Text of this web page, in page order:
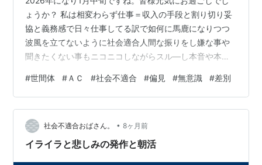
ょうか？ 私は相変わらず仕事＝収入の手段と割り切り妥
協と義務感で日々仕事してる訳で如何に馬鹿になりつつ
波風を立てないように社会適合人間な振りをし嫌な事や
聞きたくない事もニコニコしながらスル―し本音や本気
も始まり（私は元旦しか休んでませんが）1月の9日だっ
たか本社か支社か知らんけど偉いさん3人が新年の挨拶回
りに来た。私は面識も無いし偉いさんとは聞いてるもの
の誰？って感じ。事務所に責任者と私と同僚3人で居た訳
ですが、ドアをノックする音。すかさずうちの責任者が
#世間体 #ＡＣ #社会不適合 #偏見 #無意識 #差別
社会不適合おばさん。 • 8ヶ月前
イライラと悲しみの発作と朝活